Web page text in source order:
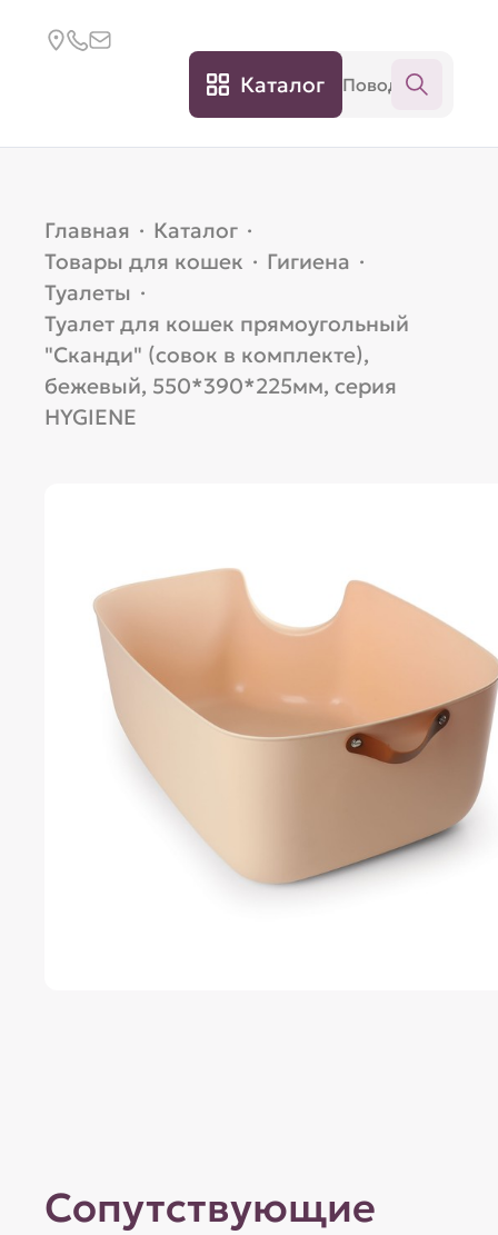
Каталог
Главная · Каталог ·
Товары для кошек · Гигиена ·
Туалеты ·
Туалет для кошек прямоугольный
"Сканди" (совок в комплекте),
бежевый, 550*390*225мм, серия
HYGIENE
Сопутствующие